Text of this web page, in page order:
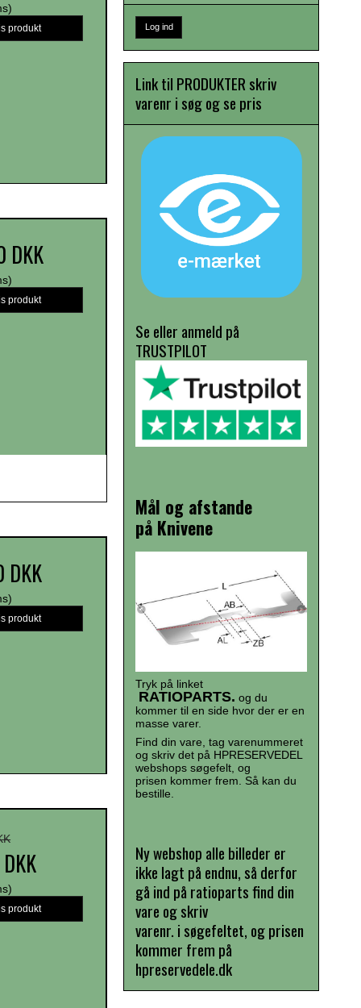
produkt
DKK
produkt
DKK
produkt
produkt
Log ind
Link til PRODUKTER skriv
varenr i søg og se pris
Se eller anmeld på
TRUSTPILOT
Mål og afstande
på Knivene
Tryk på linket
RATIOPARTS. og du
kommer til en side hvor der er en
masse varer.
Find din vare, tag varenummeret
og skriv det på HPRESERVEDEL
webshops søgefelt, og
prisen kommer frem. Så kan du
bestille.
Ny webshop alle billeder er
ikke lagt på endnu, så derfor
gå ind på ratioparts find din
vare og skriv
varenr. i søgefeltet, og prisen
kommer frem på
hpreservedele.dk